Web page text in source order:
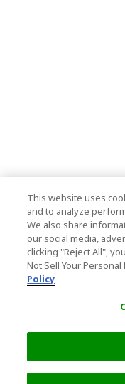
This website uses
and to analyze
We also share
our social media,
clicking "Reject All",
Not Sell Your Personal
Policy